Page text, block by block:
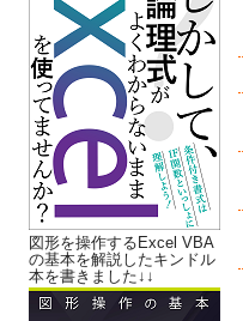
図形を操作するExcel VBA
の基本を解説したキンドル
本を書きました↓↓